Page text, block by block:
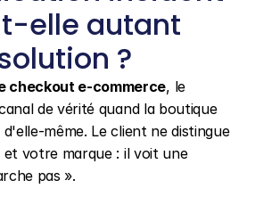
elle autant
?
checkout e-commerce, le
de vérité quand la boutique
même. Le client ne distingue
votre marque : il voit une
pas ».